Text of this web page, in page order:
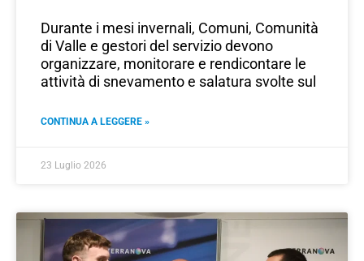
Durante i mesi invernali, Comuni, Comunità
di Valle e gestori del servizio devono
organizzare, monitorare e rendicontare le
attività di snevamento e salatura svolte sul
CONTINUA A LEGGERE »
23 Luglio 2026